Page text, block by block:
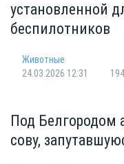
установленной
беспилотников
Животные
24.03.2026 12:31
194
Под Белгородом
сову,